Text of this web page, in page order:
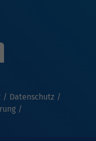
Datenschutz